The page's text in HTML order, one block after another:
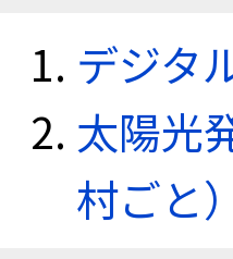
デジタ
太陽光
村ごと